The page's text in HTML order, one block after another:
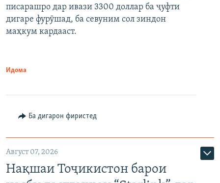
писарашро дар ивази 3300 доллар ба ҷуфти
дигаре фурӯшад, ба севуним сол зиндон
маҳкум кардааст.
Идома
Ба дигарон фиристед
Август 07, 2026
Нақшаи Тоҷикистон барои